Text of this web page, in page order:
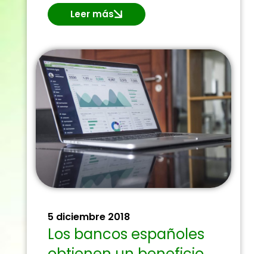
Leer más
5 diciembre 2018
Los bancos españoles